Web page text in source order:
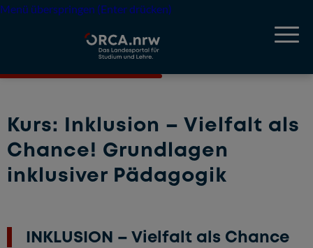
Menü überspringen (Enter drücken)
Kurs: Inklusion – Vielfalt als
Chance! Grundlagen
inklusiver Pädagogik
INKLUSION – Vielfalt als Chance